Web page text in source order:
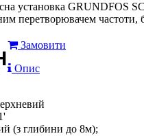
установка GRUNDFOS
перетворювачем частоти,
Замовити
Опис
(з глибини до 8м);